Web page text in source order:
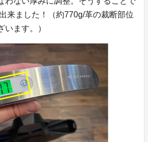
来ました！（約770g/革の裁断部位
います。）